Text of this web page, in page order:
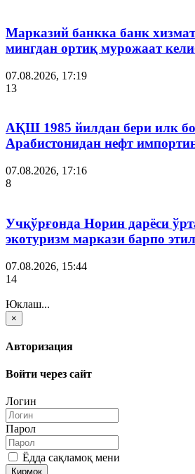
Марказий банкка банк
мингдан ортиқ мурожаат
07.08.2026, 17:19
13
АҚШ 1985 йилдан бери илк
Арабистонидан нефт
07.08.2026, 17:16
8
Учқўрғонда Норин дарёси
экотуризм маркази барпо
07.08.2026, 15:44
14
Юклаш...
×
Авторизация
Войти через сайт
Логин
Парол
Ёдда сақламоқ мени